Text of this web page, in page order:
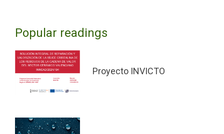
Popular readings
Proyecto INVICTO